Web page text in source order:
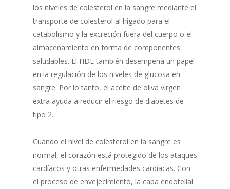
los niveles de colesterol en la sangre mediante el
transporte de colesterol al hígado para el
catabolismo y la excreción fuera del cuerpo o el
almacenamiento en forma de componentes
saludables. El HDL también desempeña un papel
en la regulación de los niveles de glucosa en
sangre. Por lo tanto, el aceite de oliva virgen
extra ayuda a reducir el riesgo de diabetes de
tipo 2.
Cuando el nivel de colesterol en la sangre es
normal, el corazón está protegido de los ataques
cardíacos y otras enfermedades cardíacas. Con
el proceso de envejecimiento, la capa endotelial